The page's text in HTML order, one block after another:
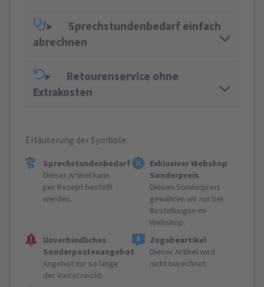
Sprechstundenbedarf einfach
abrechnen
Retourenservice ohne
Extrakosten
Erläuterung der Symbole:
Sprechstundenbedarf
Dieser Artikel kann
per Rezept bestellt
werden.
Exklusiver Webshop
Sonderpreis
Diesen Sonderpreis
gewähren wir nur bei
Bestellungen im
Webshop.
Unverbindliches
Sonderpostenangebot
Angebot nur so lange
der Vorrat reicht.
Zugabeartikel
Dieser Artikel wird
nicht berechnet.